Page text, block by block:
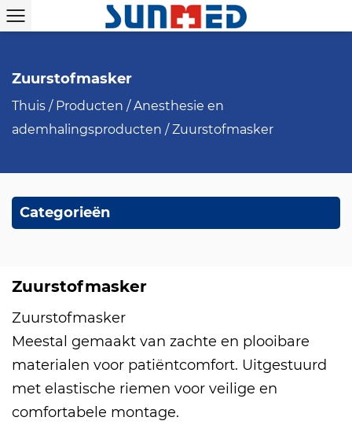
Zuurstofmasker
Thuis / Producten /Anesthesie en
ademhalingsproducten /Zuurstofmasker
Categorieën
Zuurstofmasker
Zuurstofmasker
Meestal gemaakt van zachte en plooibare
materialen voor patiëntcomfort. Uitgestuurd
met elastische riemen voor veilige en
comfortabele montage.